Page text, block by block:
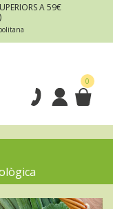
A 59€
)
0